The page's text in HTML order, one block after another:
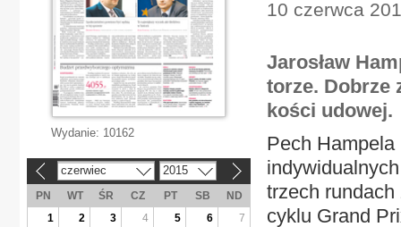
10 czerwca
Jarosław
torze. Dobrze
kości udowej.
Pech
trzech rundach
cyklu Grand
Wydanie: 10162
czerwiec 2015
PN WT ŚR CZ PT SB
ND
1
2 3 4 5 6
7